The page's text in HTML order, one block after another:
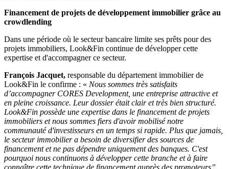
Financement de projets de développement immobilier grâce au
crowdlending
Dans une période où le secteur bancaire limite ses prêts pour des
projets immobiliers, Look&Fin continue de développer cette
expertise et d'accompagner ce secteur.
François Jacquet, responsable du département immobilier de
Look&Fin le confirme : « Nous sommes très satisfaits
d’accompagner CORES Development, une entreprise attractive et
en pleine croissance. Leur dossier était clair et très bien structuré.
Look&Fin possède une expertise dans le financement de projets
immobiliers et nous sommes fiers d'avoir mobilisé notre
communauté d'investisseurs en un temps si rapide. Plus que jamais,
le secteur immobilier a besoin de diversifier des sources de
financement et ne pas dépendre uniquement des banques. C'est
pourquoi nous continuons à développer cette branche et à faire
connaître cette technique de financement auprès des promoteurs”.